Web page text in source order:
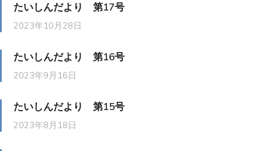
たいしんだより 第17号
2023年10月28日
たいしんだより 第16号
2023年9月16日
たいしんだより 第15号
2023年8月18日